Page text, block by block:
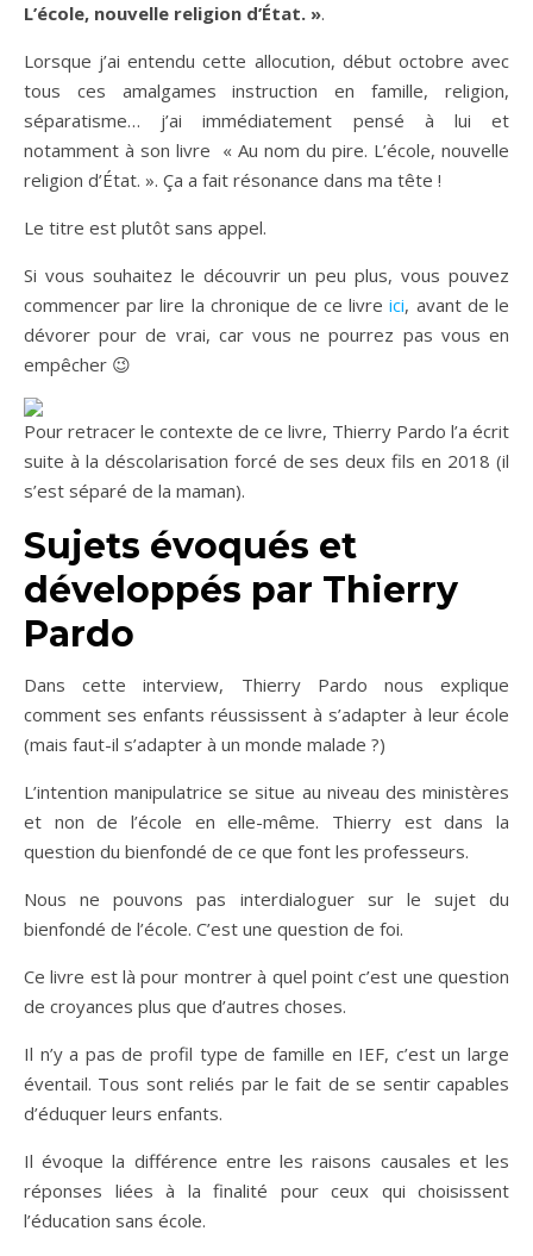
L’école, nouvelle religion d’État. ».
Lorsque j’ai entendu cette allocution, début octobre avec
tous ces amalgames instruction en famille, religion,
séparatisme… j’ai immédiatement pensé à lui et
notamment à son livre « Au nom du pire. L’école, nouvelle
religion d’État. ». Ça a fait résonance dans ma tête !
Le titre est plutôt sans appel.
Si vous souhaitez le découvrir un peu plus, vous pouvez
commencer par lire la chronique de ce livreici, avant de le
dévorer pour de vrai, car vous ne pourrez pas vous en
empêcher 😉
Pour retracer le contexte de ce livre, Thierry Pardo l’a écrit
suite à la déscolarisation forcé de ses deux fils en 2018 (il
s’est séparé de la maman).
Sujets évoqués et
développés par Thierry
Pardo
Dans cette interview, Thierry Pardo nous explique
comment ses enfants réussissent à s’adapter à leur école
(mais faut-il s’adapter à un monde malade ?)
L’intention manipulatrice se situe au niveau des ministères
et non de l’école en elle-même. Thierry est dans la
question du bienfondé de ce que font les professeurs.
Nous ne pouvons pas interdialoguer sur le sujet du
bienfondé de l’école. C’est une question de foi.
Ce livre est là pour montrer à quel point c’est une question
de croyances plus que d’autres choses.
Il n’y a pas de profil type de famille en IEF, c’est un large
éventail. Tous sont reliés par le fait de se sentir capables
d’éduquer leurs enfants.
Il évoque la différence entre les raisons causales et les
réponses liées à la finalité pour ceux qui choisissent
l’éducation sans école.